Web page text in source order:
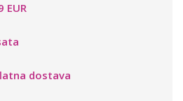
EUR
dostava